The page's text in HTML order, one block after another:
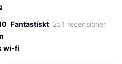
Fantastiskt 251 recensioner
wi-fi